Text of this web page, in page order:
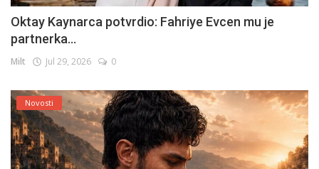
Oktay Kaynarca potvrdio: Fahriye Evcen mu je
partnerka...
Milt Jul 29, 2026 0
Novosti